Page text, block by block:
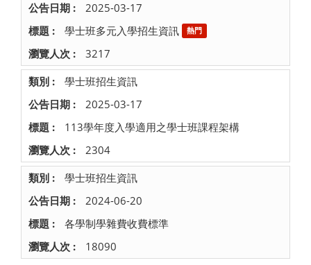
2025-03-17
學士班多元入學招生資訊
熱門
3217
學士班招生資訊
2025-03-17
113學年度入學適用之學士班課程架構
2304
學士班招生資訊
2024-06-20
各學制學雜費收費標準
18090